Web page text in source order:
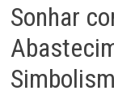
Sonhar